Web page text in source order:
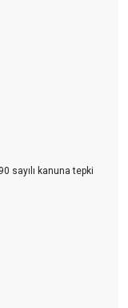
sayılı kanuna tepki